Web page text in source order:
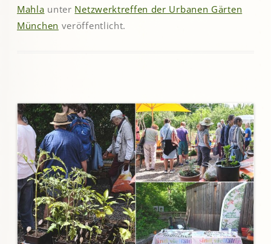
Mahla unter Netzwerktreffen der Urbanen Gärten
München veröffentlicht.